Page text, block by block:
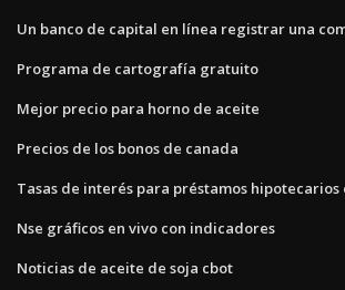
Un banco de capital en línea registrar una
Programa de cartografía gratuito
Mejor precio para horno de aceite
Precios de los bonos de canada
Tasas de interés para préstamos hipotecarios
Nse gráficos en vivo con indicadores
Noticias de aceite de soja cbot